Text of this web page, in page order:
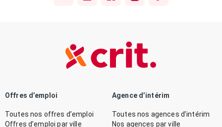
Offres d’emploi
Toutes nos offres d’emploi
Offres d’emploi par ville
Agence d’intérim
Toutes nos agences d’intérim
Nos agences par ville